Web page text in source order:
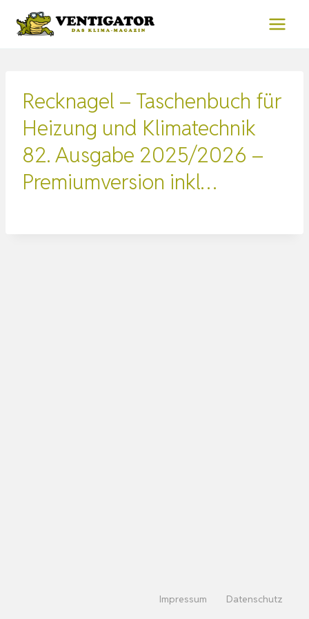
Inhalt
Recknagel – Taschenbuch für
Heizung und Klimatechnik
82. Ausgabe 2025/2026 –
Premiumversion inkl…
Impressum Datenschutz